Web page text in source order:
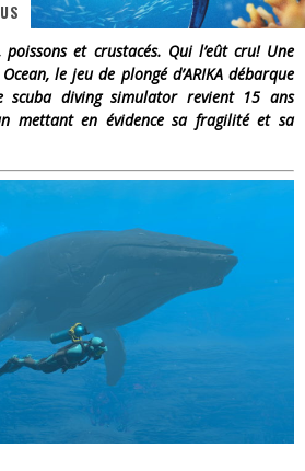
« Dr Wertham / L’homme qui étudia les tueurs en série » - Un Métier à Risque !
Assassin's Creed Black Flag Resynced
« Le Vent dand les Saules » - Une Belle Histoire !
« WOLF-MAN / Integrale Tomes 1 et 2 » - Cruelle Vengeance !
poissons et crustacés. Qui l’eût cru! Une
le jeu de plongé d’ARIKA débarque
scuba diving simulator revient 15 ans
mettant en évidence sa fragilité et sa